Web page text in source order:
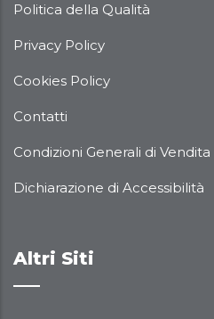
Politica della Qualità
Privacy Policy
Cookies Policy
Contatti
Condizioni Generali di Vendita
Dichiarazione di Accessibilità
Altri Siti